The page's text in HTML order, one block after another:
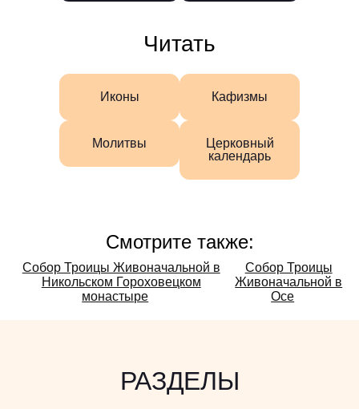
Читать
Иконы Кафизмы
Молитвы
Церковный
календарь
Смотрите также:
Смотрите
также:
Собор Троицы Живоначальной в
Никольском Гороховецком
монастыре
Собор Троицы
Живоначальной в
Осе
РАЗДЕЛЫ